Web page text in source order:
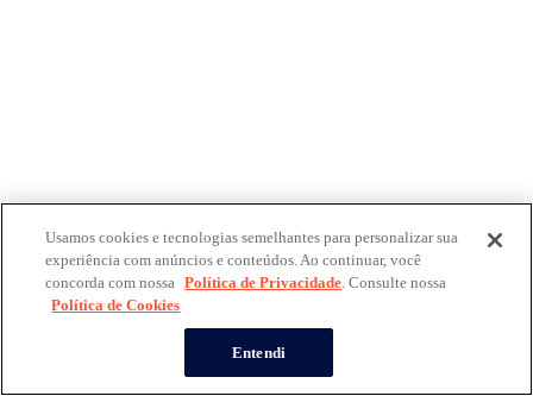
Usamos cookies e tecnologias semelhantes para personalizar sua
experiência com anúncios e conteúdos. Ao continuar, você
concorda com nossa Política de Privacidade. Consulte nossa
Política de Cookies
Entendi